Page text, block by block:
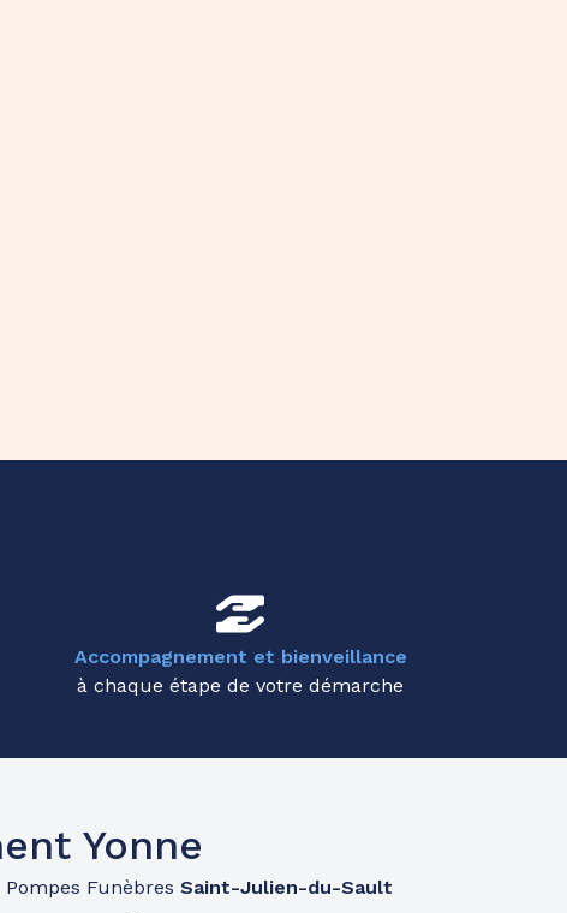
Accompagnement et bienveillance
à chaque étape de votre démarche
Yonne
Pompes FunèbresSaint-Julien-du-Sault